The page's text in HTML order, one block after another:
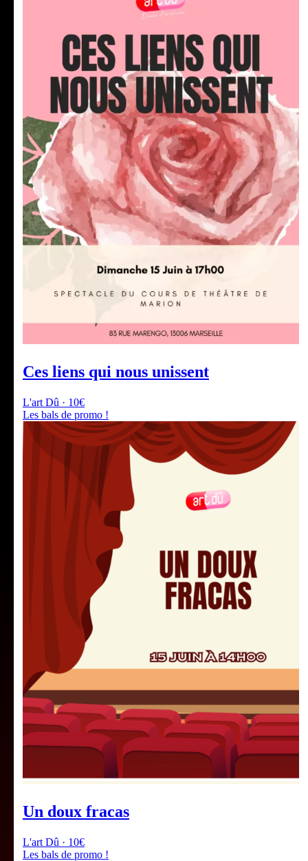
Ces liens qui nous unissent
L'art Dû · 10€
Les bals de promo !
Un doux fracas
L'art Dû · 10€
Les bals de promo !